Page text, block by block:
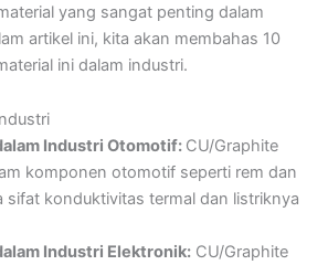
yang sangat penting dalam
artikel ini, kita akan membahas 10
ini dalam industri.
Industri Otomotif: CU/Graphite
komponen otomotif seperti rem dan
sifat konduktivitas termal dan listriknya
Industri Elektronik:CU/Graphite